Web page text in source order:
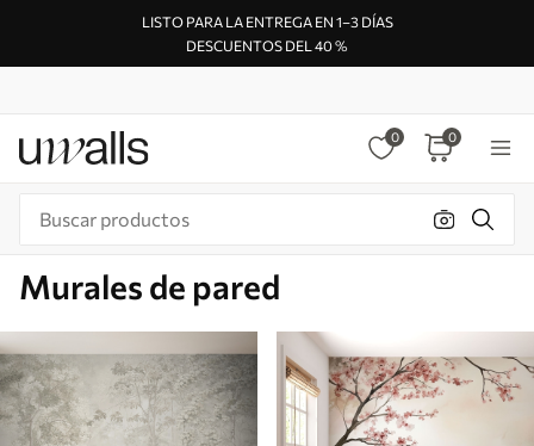
LISTO PARA LA ENTREGA EN 1–3 DÍAS
DESCUENTOS DEL 40 %
0 0
Murales de pared